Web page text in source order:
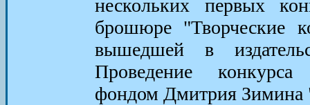
нескольких первых
брошюре "Творческие
вышедшей в
Проведение конкурса
фондом Дмитрия Зимина